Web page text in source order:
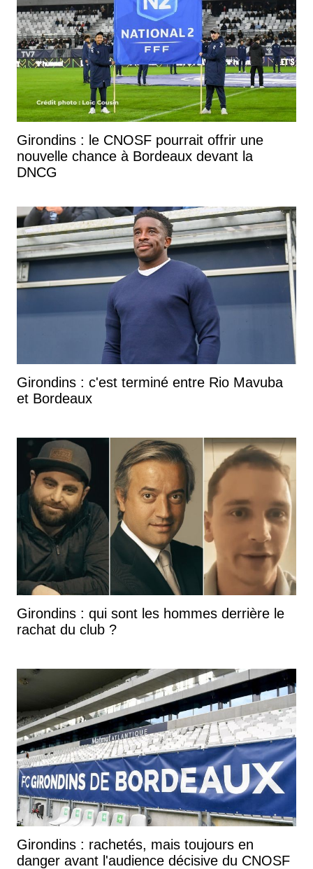
Girondins : le CNOSF pourrait offrir une
nouvelle chance à Bordeaux devant la
DNCG
Girondins : c'est terminé entre Rio Mavuba
et Bordeaux
Girondins : qui sont les hommes derrière le
rachat du club ?
Girondins : rachetés, mais toujours en
danger avant l'audience décisive du CNOSF